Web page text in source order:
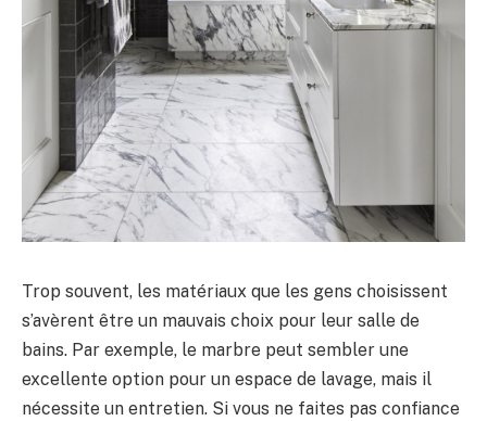
Trop souvent, les matériaux que les gens choisissent
s’avèrent être un mauvais choix pour leur salle de
bains. Par exemple, le marbre peut sembler une
excellente option pour un espace de lavage, mais il
nécessite un entretien. Si vous ne faites pas confiance